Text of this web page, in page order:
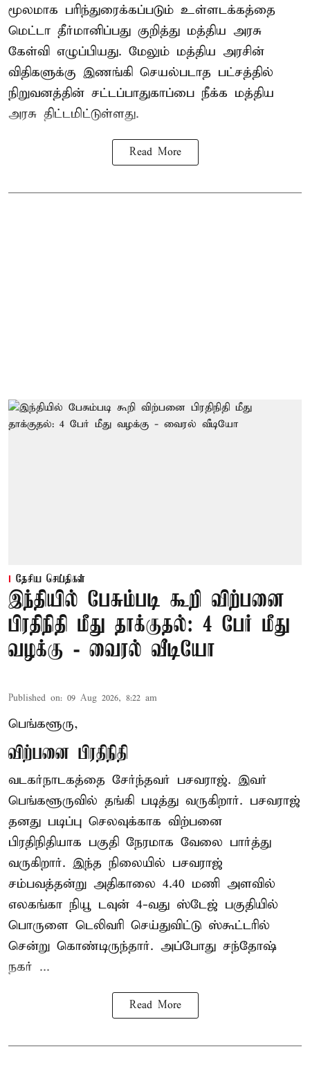
மூலமாக பரிந்துரைக்கப்படும் உள்ளடக்கத்தை
மெட்டா தீர்மானிப்பது குறித்து மத்திய அரசு
கேள்வி எழுப்பியது. மேலும் மத்திய அரசின்
விதிகளுக்கு இணங்கி செயல்படாத பட்சத்தில்
நிறுவனத்தின் சட்டப்பாதுகாப்பை நீக்க மத்திய
அரசு திட்டமிட்டுள்ளது.
Read More
தேசிய செய்திகள்
இந்தியில் பேசும்படி கூறி விற்பனை
பிரதிநிதி மீது தாக்குதல்: 4 பேர் மீது
வழக்கு - வைரல் வீடியோ
Published on: 09 Aug 2026, 8:22 am
பெங்களூரு,
விற்பனை பிரதிநிதி
வடகர்நாடகத்தை சேர்ந்தவர் பசவராஜ். இவர்
பெங்களூருவில் தங்கி படித்து வருகிறார். பசவராஜ்
தனது படிப்பு செலவுக்காக விற்பனை
பிரதிநிதியாக பகுதி நேரமாக வேலை பார்த்து
வருகிறார். இந்த நிலையில் பசவராஜ்
சம்பவத்தன்று அதிகாலை 4.40 மணி அளவில்
எலகங்கா நியூ டவுன் 4-வது ஸ்டேஜ் பகுதியில்
பொருளை டெலிவரி செய்துவிட்டு ஸ்கூட்டரில்
சென்று கொண்டிருந்தார். அப்போது சந்தோஷ்
நகர் ...
Read More